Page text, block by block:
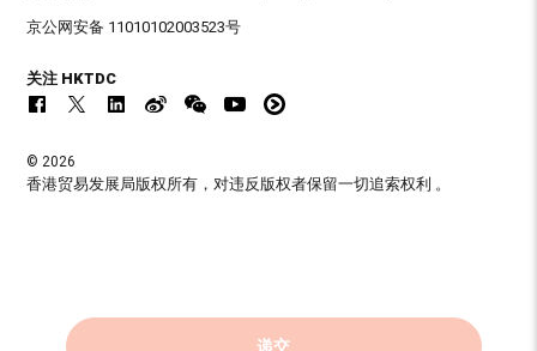
递交
京公网安备 11010102003523号
关注 HKTDC
© 2026
香港贸易发展局版权所有，对违反版权者保留一切追索权利 。